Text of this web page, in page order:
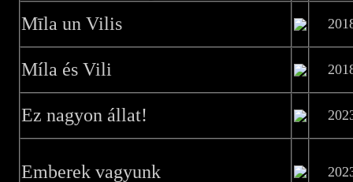
Mīla un Vilis
Míla és Vili
Ez nagyon állat!
Emberek vagyunk